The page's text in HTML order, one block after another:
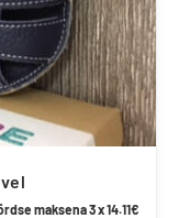
maksena 3 x14.11€